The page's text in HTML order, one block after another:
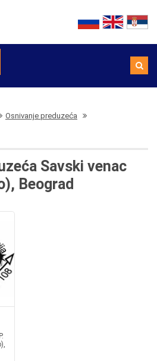
Osnivanje preduzeća
Savski venac
Beograd